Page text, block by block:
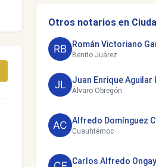
Otros notarios en
Román Victoriano
Benito Juárez
Juan Enrique Aguilar
Álvaro Obregón
Alfredo Domínguez
Cuauhtémoc
Carlos Alfredo